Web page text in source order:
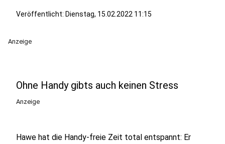
Veröffentlicht: Dienstag, 15.02.2022 11:15
Anzeige
Ohne Handy gibts auch keinen Stress
Anzeige
Hawe hat die Handy-freie Zeit total entspannt: Er